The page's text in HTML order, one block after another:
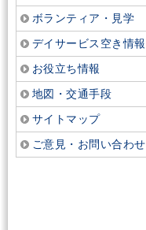
ボランティア・見学
デイサービス空き情報
お役立ち情報
地図・交通手段
サイトマップ
ご意見・お問い合わせ